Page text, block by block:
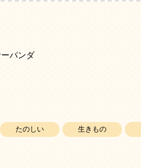
パンダ
たのしい 生きもの